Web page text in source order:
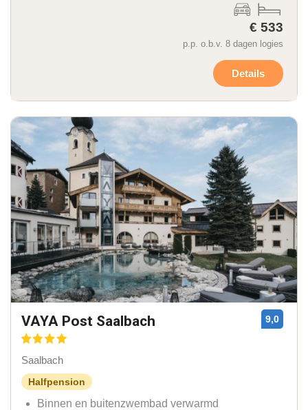
€ 533
p.p. o.b.v. 8 dagen logies
Details
VAYA Post Saalbach
Saalbach
Halfpension
Binnen en buitenzwembad verwarmd
9,0